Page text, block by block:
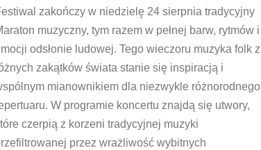
zakończy w niedzielę 24 sierpnia tradycyjny
muzyczny, tym razem w pełnej barw, rytmów i
odsłonie ludowej. Tego wieczoru muzyka folk z
zakątków świata stanie się inspiracją i
mianownikiem dla niezwykle różnorodnego
W programie koncertu znajdą się utwory,
czerpią z korzeni tradycyjnej muzyki
przez wrażliwość wybitnych